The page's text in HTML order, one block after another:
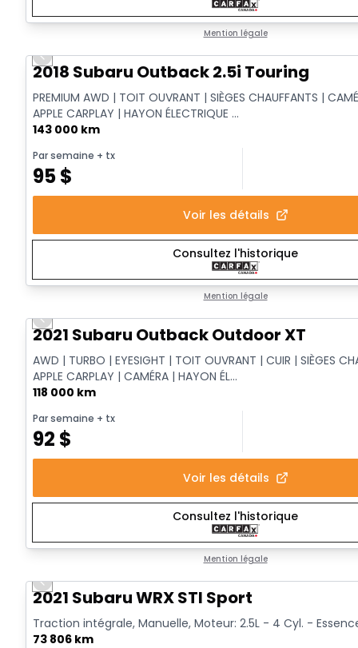
Mention légale
Previous slide
2018 Subaru Outback 2.5i Touring
PREMIUM AWD | TOIT OUVRANT | SIÈGES CHAUFFANTS |
APPLE CARPLAY | HAYON ÉLECTRIQUE ...
143 000 km
Par semaine + tx
95$
Voir les détails
Consultez l'historique
Mention légale
Vidéo disponible
Previous slide
2021 Subaru Outback Outdoor XT
AWD | TURBO | EYESIGHT | TOIT OUVRANT | CUIR | SIÈGES
APPLE CARPLAY | CAMÉRA | HAYON ÉL...
118 000 km
Par semaine + tx
92 $
Voir les détails
Consultez l'historique
Mention légale
Vidéo disponible
Previous slide
2021 Subaru WRX STI Sport
Traction intégrale, Manuelle, Moteur: 2.5L - 4 Cyl. -
73 806 km